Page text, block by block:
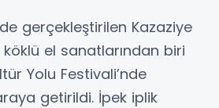
gerçekleştirilen Kazaziye
el sanatlarından biri
Yolu Festivali’nde
getirildi. İpek iplik